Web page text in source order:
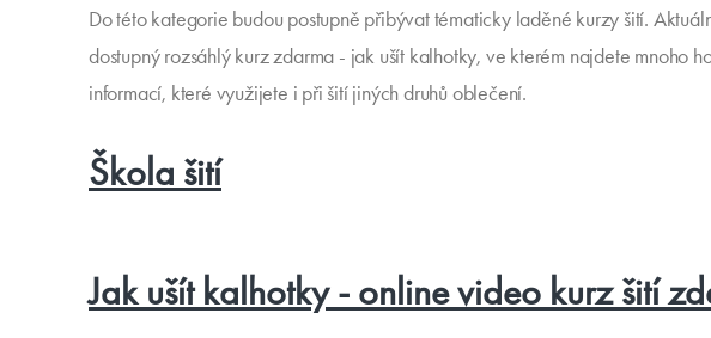
Do této kategorie budou postupně přibývat tématicky laděné kurzy šití.
dostupný rozsáhlý kurz zdarma - jak ušít kalhotky, ve kterém najdete mnoho
informací, které využijete i při šití jiných druhů oblečení.
Škola šití
Jak ušít kalhotky - online video kurz šití